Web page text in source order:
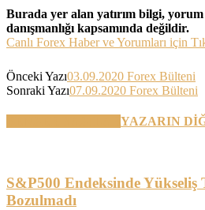
Burada yer alan yatırım bilgi, yorum
danışmanlığı kapsamında değildir.
Canlı Forex Haber ve Yorumları için
Önceki Yazı03.09.2020 Forex Bülteni
Sonraki Yazı07.09.2020 Forex Bülteni
YAZARIN
S&P500 Endeksinde Yükseliş
Bozulmadı